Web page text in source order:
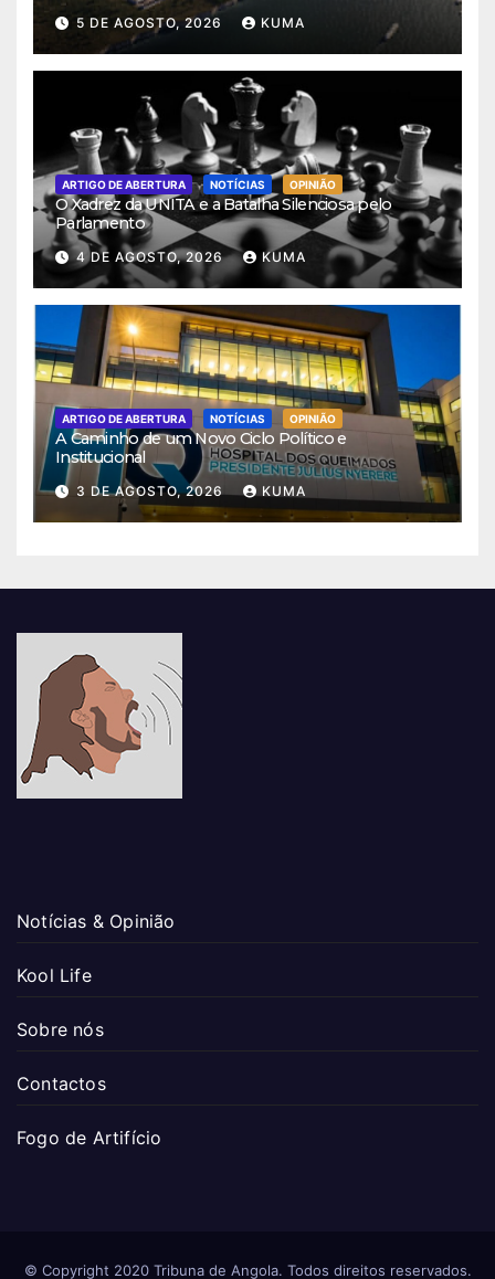
5 DE AGOSTO, 2026 KUMA
ARTIGO DE ABERTURA NOTÍCIAS OPINIÃO
O Xadrez da UNITA e a Batalha Silenciosa pelo
Parlamento
4 DE AGOSTO, 2026 KUMA
ARTIGO DE ABERTURA NOTÍCIAS OPINIÃO
A Caminho de um Novo Ciclo Político e
Institucional
3 DE AGOSTO, 2026 KUMA
Notícias & Opinião
Kool Life
Sobre nós
Contactos
Fogo de Artifício
© Copyright 2020 Tribuna de Angola. Todos direitos reservados.